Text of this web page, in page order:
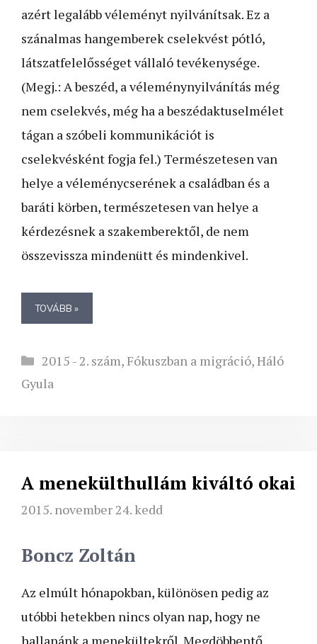
azért legalább véleményt nyilvánítsak. Ez a
szánalmas hangemberek cselekvést pótló,
látszatfelelősséget vállaló tevékenysége.
(Megj.: A beszéd, a véleménynyilvánítás még
nem cselekvés, még ha a beszédaktuselmélet
tágan a szóbeli kommunikációt is
cselekvésként fogja fel.) Természetesen van
helye a véleménycserének a családban és a
baráti körben, természetesen van helye a
kérdezésnek a szakemberektől, de nem
összevissza mindenütt és mindenkivel.
TOVÁBB »
Kategória
2015 - 2. szám, Fókuszban a migráció,Háló
Gyula
A menekülthullám kiváltó okai
2015. november 24. kedd
Boncz Zoltán
Az elmúlt hónapokban, különösen pedig az
utóbbi hetekben nincs olyan nap, hogy ne
hallanánk a menekültekről. Megdöbbentő